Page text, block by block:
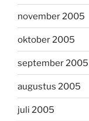
november 2005
oktober 2005
september 2005
augustus 2005
juli 2005